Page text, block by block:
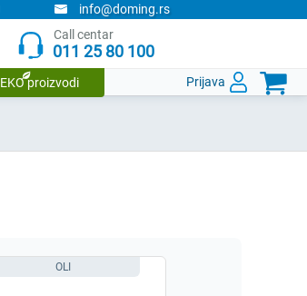
info@doming.rs
Call centar
011 25 80 100
EKO proizvodi Prijava 
OLI